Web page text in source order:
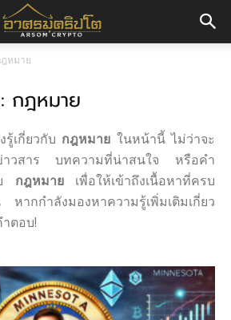
หมาย
กฎหมาย
เกี่ยวกับ กฎหมาย ในหน้านี้ ไม่ว่าจะ
าวสาร บทความที่น่าสนใจ หรือคำ
กฎหมายเพื่อให้เข้าถึงเนื้อหาที่ครบ
หากกำลังมองหาความรู้เพิ่มเติมเกี่ยว
ตอบ!